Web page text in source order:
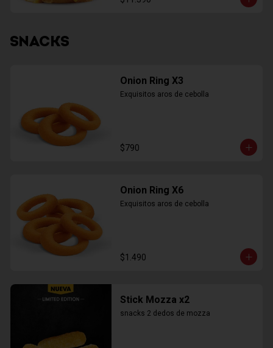
SNACKS
Onion Ring X3
Exquisitos aros de cebolla
$790
Onion Ring X6
Exquisitos aros de cebolla
$1.490
Stick Mozza x2
snacks 2 dedos de mozza